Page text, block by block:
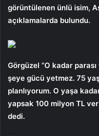
görüntülenen ünlü isim,
açıklamalarda bulundu.
Görgüzel “O kadar
şeye gücü yetmez. 75
planlıyorum. O yaşa
yapsak 100 milyon TL
dedi.